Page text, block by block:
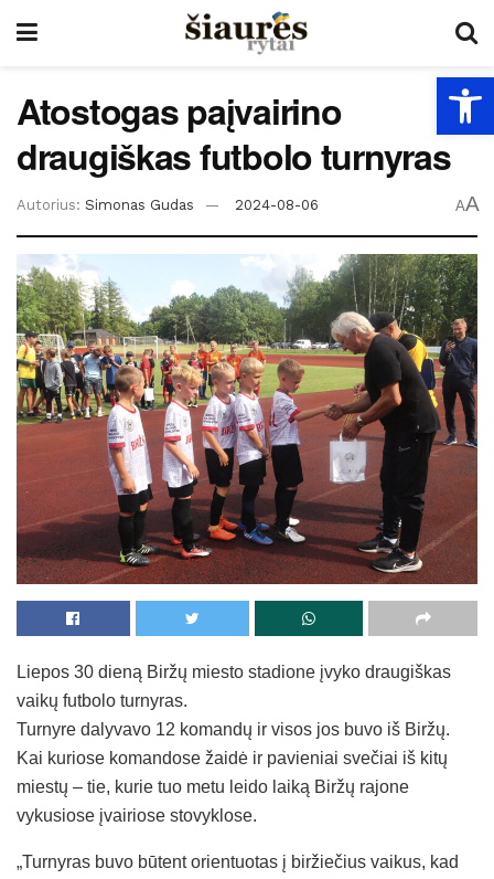
Atostogas paįvairino
draugiškas futbolo turnyras
Autorius: Simonas Gudas 2024-08-06 AA
Liepos 30 dieną Biržų miesto stadione įvyko draugiškas
vaikų futbolo turnyras.
Turnyre dalyvavo 12 komandų ir visos jos buvo iš Biržų.
Kai kuriose komandose žaidė ir pavieniai svečiai iš kitų
miestų – tie, kurie tuo metu leido laiką Biržų rajone
vykusiose įvairiose stovyklose.
„Turnyras buvo būtent orientuotas į biržiečius vaikus, kad